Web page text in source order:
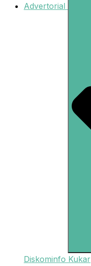
Advertorial
Diskominfo Kukar